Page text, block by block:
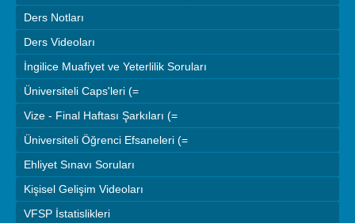
Ders Notları
Ders Videoları
İngilice Muafiyet ve Yeterlilik Soruları
Üniversiteli Caps'leri (=
Vize - Final Haftası Şarkıları (=
Üniversiteli Öğrenci Efsaneleri (=
Ehliyet Sınavı Soruları
Kişisel Gelişim Videoları
VFSP İstatislikleri